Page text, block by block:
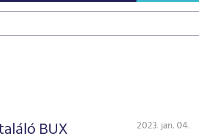
BUX
2023. jan. 04.